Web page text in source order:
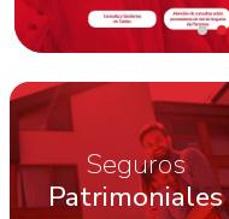
Seguros
Patrimoniales